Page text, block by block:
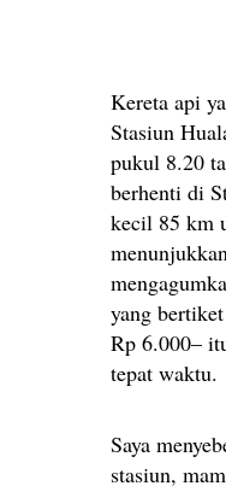
Kereta api
Stasiun
pukul 8.20
berhenti di
kecil 85 km
yang
Rp 6.000–
tepat waktu.
Saya
stasiun,